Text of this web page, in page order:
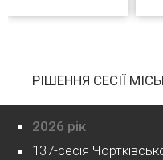
РІШЕННЯ СЕСІЇ
2026 рік
137-сесія